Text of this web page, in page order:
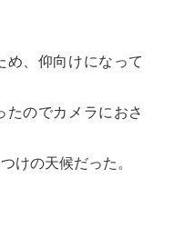
め、仰向けになって
のでカメラにおさ
けの天候だった。